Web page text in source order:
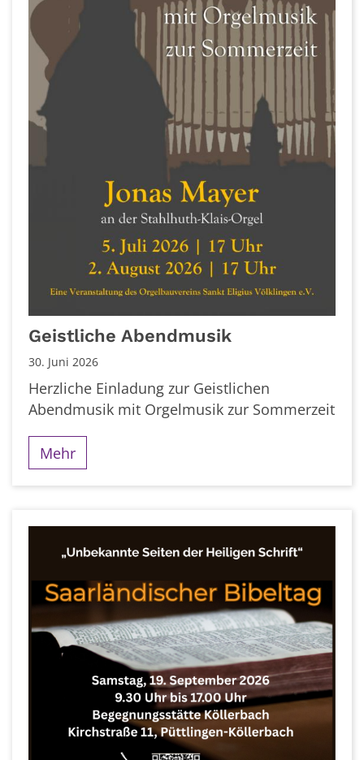
Geistliche Abendmusik
30. Juni 2026
Herzliche Einladung zur Geistlichen
Abendmusik mit Orgelmusik zur Sommerzeit
Mehr